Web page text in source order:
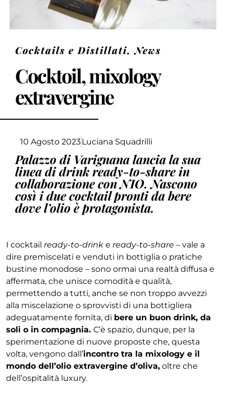
Cocktails e Distillati,News
Cocktoil, mixology
extravergine
10 Agosto 2023Luciana Squadrilli
Palazzo di Varignana lancia la sua
linea di drink ready-to-share in
collaborazione con NIO. Nascono
così i due cocktail pronti da bere
dove l’olio è protagonista.
I cocktail ready-to-drink e ready-to-share – vale a
dire premiscelati e venduti in bottiglia o pratiche
bustine monodose – sono ormai una realtà diffusa e
affermata, che unisce comodità e qualità,
permettendo a tutti, anche se non troppo avvezzi
alla miscelazione o sprovvisti di una bottigliera
adeguatamente fornita, di bere un buon drink, da
soli o in compagnia. C’è spazio, dunque, per la
sperimentazione di nuove proposte che, questa
volta, vengono dall’incontro tra la mixology e il
mondo dell’olio extravergine d’oliva, oltre che
dell’ospitalità luxury.